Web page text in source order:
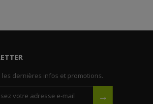
les dernières infos et promotions.
→